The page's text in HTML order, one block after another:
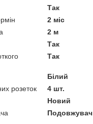
Так
2 міс
2 м
Так
Так
Білий
розеток
4 шт.
Новий
Подовжувач